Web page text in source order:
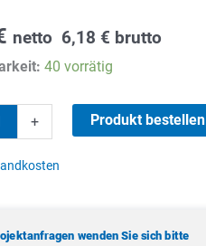
netto 6,18 € brutto
40 vorrätig
+ Produkt bestellen
wenden Sie sich bitte